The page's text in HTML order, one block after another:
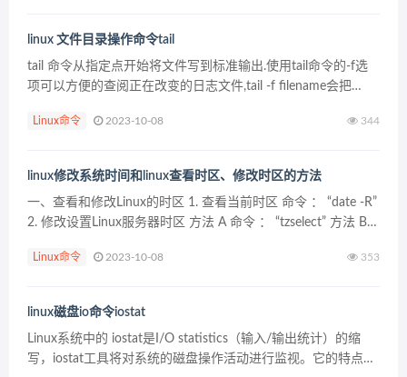
linux 文件目录操作命令tail
tail 命令从指定点开始将文件写到标准输出.使用tail命令的-f选
项可以方便的查阅正在改变的日志文件,tail -f filename会把
最新的文件内...
Linux命令 2023-10-08 344
linux修改系统时间和linux查看时区、修改时区的方法
一、查看和修改Linux的时区 1. 查看当前时区 命令 ： “date -R”
2. 修改设置Linux服务器时区 方法 A 命令 ： “tzselect” 方法 B
Linux命令 2023-10-08 353
linux磁盘io命令iostat
Linux系统中的 iostat是I/O statistics（输入/输出统计）的缩
写，iostat工具将对系统的磁盘操作活动进行监视。它的特点是